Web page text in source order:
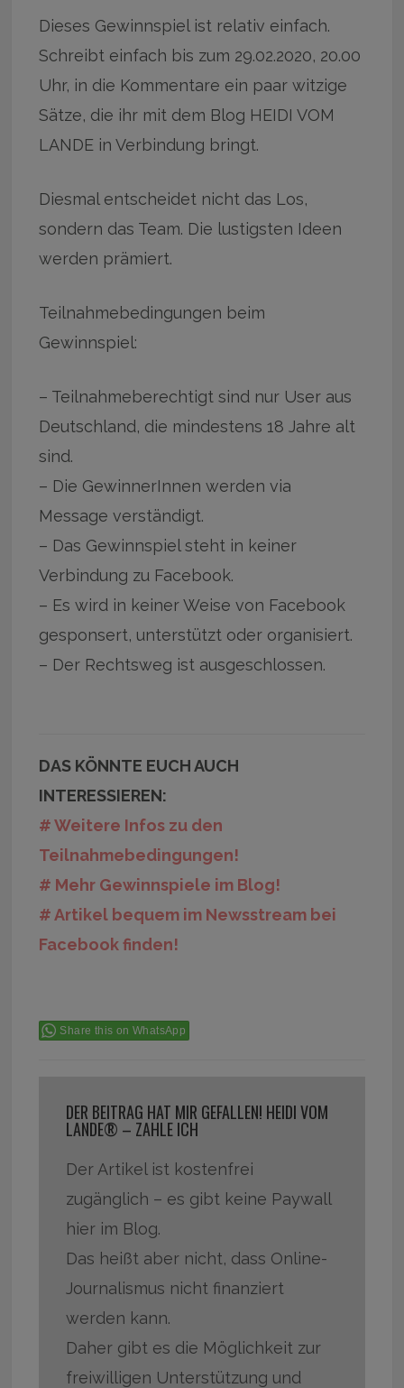
Dieses Gewinnspiel ist relativ einfach.
Schreibt einfach bis zum 29.02.2020, 20.00
Uhr, in die Kommentare ein paar witzige
Sätze, die ihr mit dem Blog HEIDI VOM
LANDE in Verbindung bringt.
Diesmal entscheidet nicht das Los,
sondern das Team. Die lustigsten Ideen
werden prämiert.
Teilnahmebedingungen beim
Gewinnspiel:
– Teilnahmeberechtigt sind nur User aus
Deutschland, die mindestens 18 Jahre alt
sind.
– Die GewinnerInnen werden via
Message verständigt.
– Das Gewinnspiel steht in keiner
Verbindung zu Facebook.
– Es wird in keiner Weise von Facebook
gesponsert, unterstützt oder organisiert.
– Der Rechtsweg ist ausgeschlossen.
DAS KÖNNTE EUCH AUCH
INTERESSIEREN:
# Weitere Infos zu den
Teilnahmebedingungen!
# Mehr Gewinnspiele im Blog!
# Artikel bequem im Newsstream bei
Facebook finden!
Share this on WhatsApp
DER BEITRAG HAT MIR GEFALLEN! HEIDI VOM
LANDE® – ZAHLE ICH
Der Artikel ist kostenfrei
zugänglich – es gibt keine Paywall
hier im Blog.
Das heißt aber nicht, dass Online-
Journalismus nicht finanziert
werden kann.
Daher gibt es die Möglichkeit zur
freiwilligen Unterstützung und